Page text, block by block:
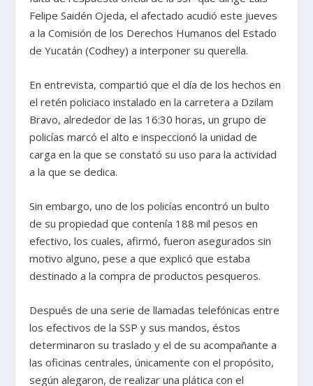
Felipe Saidén Ojeda, el afectado acudió este jueves
a la Comisión de los Derechos Humanos del Estado
de Yucatán (Codhey) a interponer su querella.
En entrevista, compartió que el día de los hechos en
el retén policiaco instalado en la carretera a Dzilam
Bravo, alrededor de las 16:30 horas, un grupo de
policías marcó el alto e inspeccionó la unidad de
carga en la que se constató su uso para la actividad
a la que se dedica.
Sin embargo, uno de los policías encontró un bulto
de su propiedad que contenía 188 mil pesos en
efectivo, los cuales, afirmó, fueron asegurados sin
motivo alguno, pese a que explicó que estaba
destinado a la compra de productos pesqueros.
Después de una serie de llamadas telefónicas entre
los efectivos de la SSP y sus mandos, éstos
determinaron su traslado y el de su acompañante a
las oficinas centrales, únicamente con el propósito,
según alegaron, de realizar una plática con el